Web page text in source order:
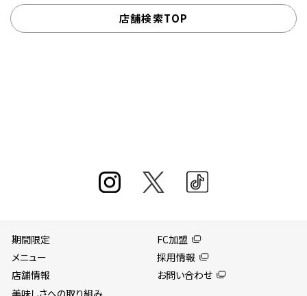
店舗検索TOP
期間限定
メニュー
店舗情報
美味しさへの取り組み
FC加盟
採用情報
お問い合わせ